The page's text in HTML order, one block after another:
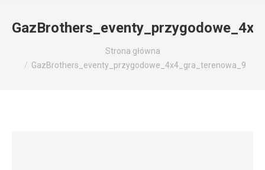
Strona główna
GazBrothers_eventy_przygodowe_4x4_gra_terenowa_9